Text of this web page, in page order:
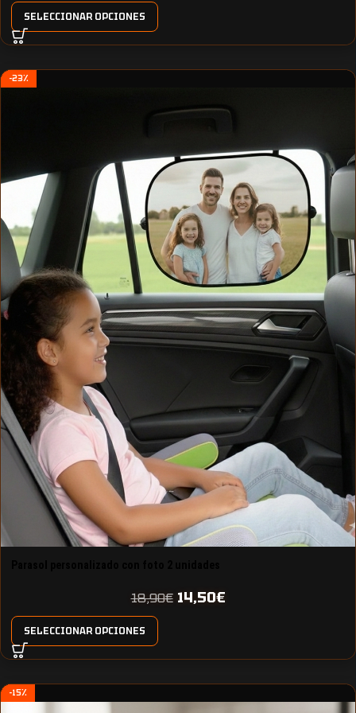
SELECCIONAR OPCIONES
-23%
18,90€ 14,50€
SELECCIONAR OPCIONES
-15%